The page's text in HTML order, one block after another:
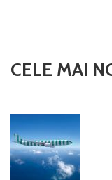
CELE MAI